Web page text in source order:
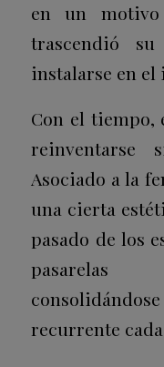
en un
trascendió
instalarse en
Con el tiempo,
reinventarse
Asociado a la
una cierta
pasado de los
recurrente